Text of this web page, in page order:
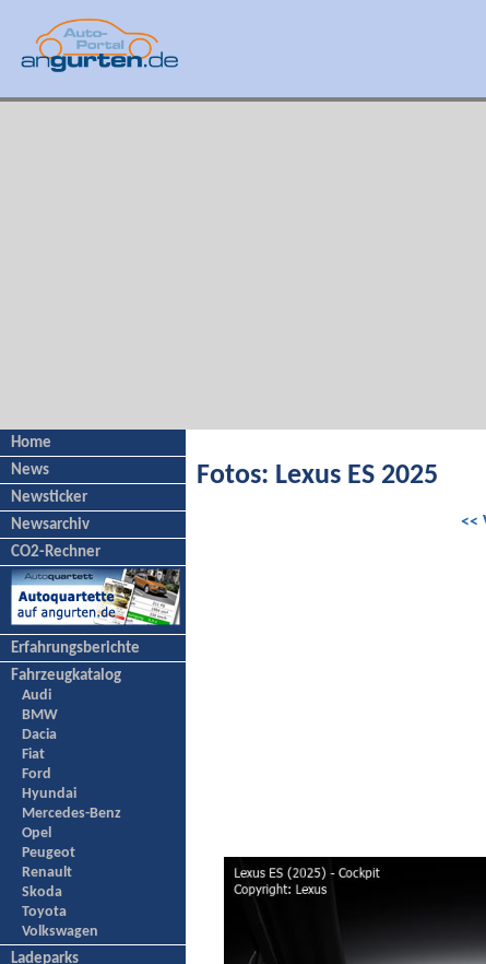
Home
News
Newsticker
Newsarchiv
CO2-Rechner
Erfahrungsberichte
Fahrzeugkatalog
Audi
BMW
Dacia
Fiat
Ford
Hyundai
Mercedes-Benz
Opel
Peugeot
Renault
Skoda
Toyota
Volkswagen
Ladeparks
Fotos: Lexus ES 2025
<<